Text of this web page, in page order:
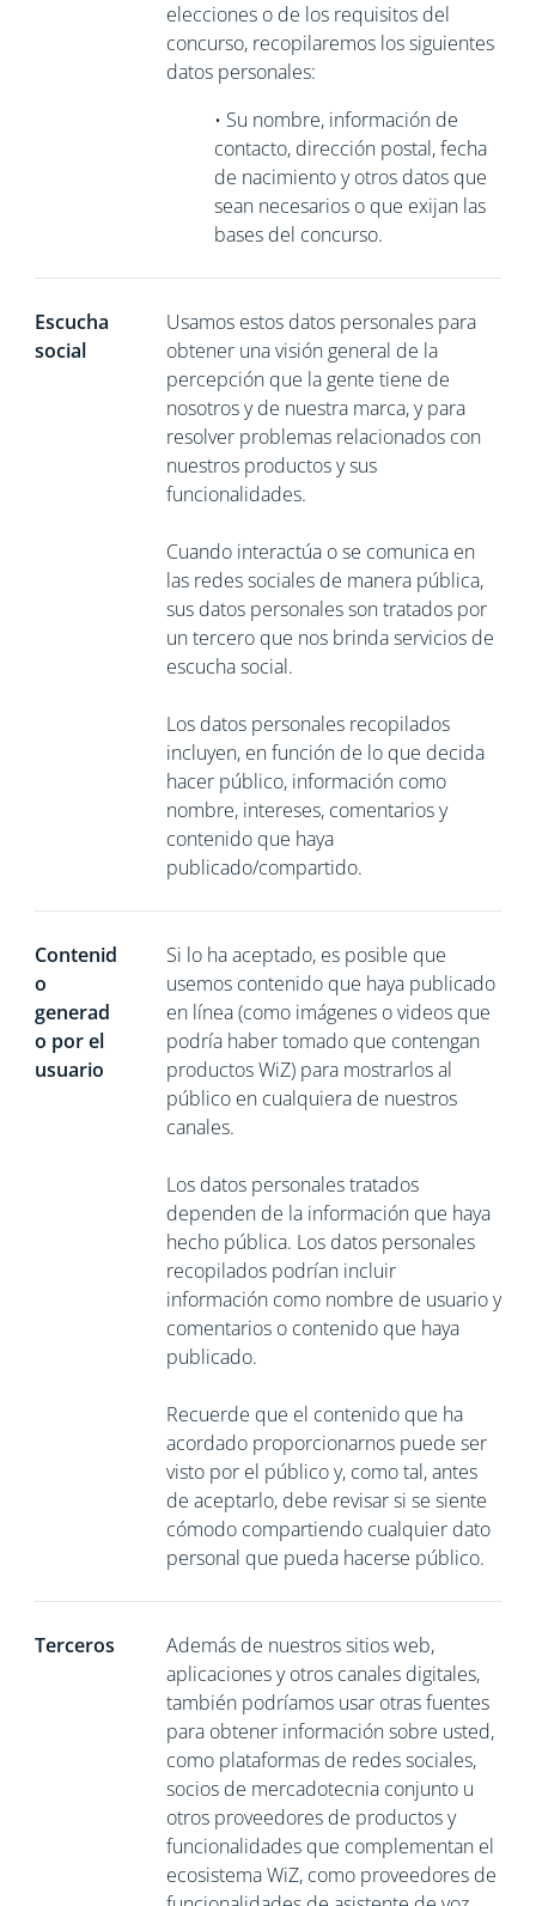
elecciones o de los requisitos del
concurso, recopilaremos los siguientes
datos personales:
• Su nombre, información de
contacto, dirección postal, fecha
de nacimiento y otros datos que
sean necesarios o que exijan las
bases del concurso.
Escucha
social
Usamos estos datos personales para
obtener una visión general de la
percepción que la gente tiene de
nosotros y de nuestra marca, y para
resolver problemas relacionados con
nuestros productos y sus
funcionalidades.
Cuando interactúa o se comunica en
las redes sociales de manera pública,
sus datos personales son tratados por
un tercero que nos brinda servicios de
escucha social.
Los datos personales recopilados
incluyen, en función de lo que decida
hacer público, información como
nombre, intereses, comentarios y
contenido que haya
publicado/compartido.
Contenid
o
generad
o por el
usuario
Si lo ha aceptado, es posible que
usemos contenido que haya publicado
en línea (como imágenes o videos que
podría haber tomado que contengan
productos WiZ) para mostrarlos al
público en cualquiera de nuestros
canales.
Los datos personales tratados
dependen de la información que haya
hecho pública. Los datos personales
recopilados podrían incluir
información como nombre de usuario y
comentarios o contenido que haya
publicado.
Recuerde que el contenido que ha
acordado proporcionarnos puede ser
visto por el público y, como tal, antes
de aceptarlo, debe revisar si se siente
cómodo compartiendo cualquier dato
personal que pueda hacerse público.
Terceros
Además de nuestros sitios web,
aplicaciones y otros canales digitales,
también podríamos usar otras fuentes
para obtener información sobre usted,
como plataformas de redes sociales,
socios de mercadotecnia conjunto u
otros proveedores de productos y
funcionalidades que complementan el
ecosistema WiZ, como proveedores de